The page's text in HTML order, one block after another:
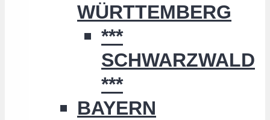
WÜRTTEMBERG
***
SCHWARZWALD
***
BAYERN